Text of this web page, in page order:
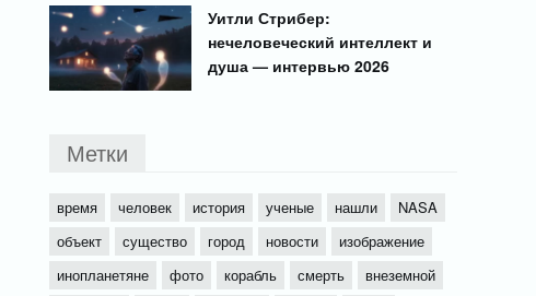
Уитли Стрибер:
нечеловеческий интеллект и
душа — интервью 2026
Метки
время человек история ученые нашли
NASA
объект
существо город новости
изображение
инопланетяне
фото корабль смерть
внеземной